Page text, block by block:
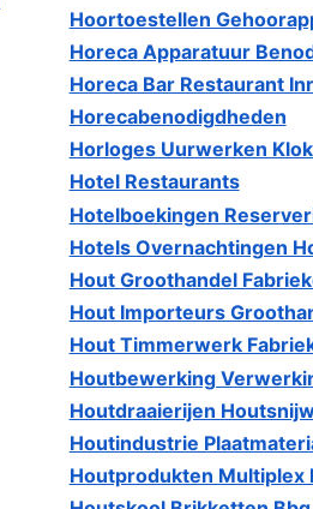
Hoortoestellen
Horeca Apparatuur
Horeca Bar Restaurant
Horecabenodigdheden
Horloges Uurwerken
Hotel Restaurants
Hotelboekingen
Hotels Overnachtingen
Hout Groothandel
Hout Importeurs
Hout Timmerwerk
Houtbewerking
Houtdraaierijen
Houtindustrie
Houtprodukten Multiplex